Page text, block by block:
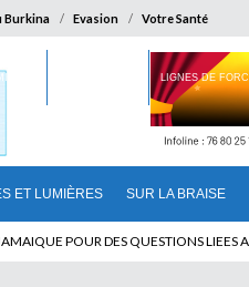
Burkina Evasion Votre Santé
ET LUMIÈRES SUR LA BRAISE
LIGNES DE
DE PAUL BIYA DU CAMEROUN : Qui